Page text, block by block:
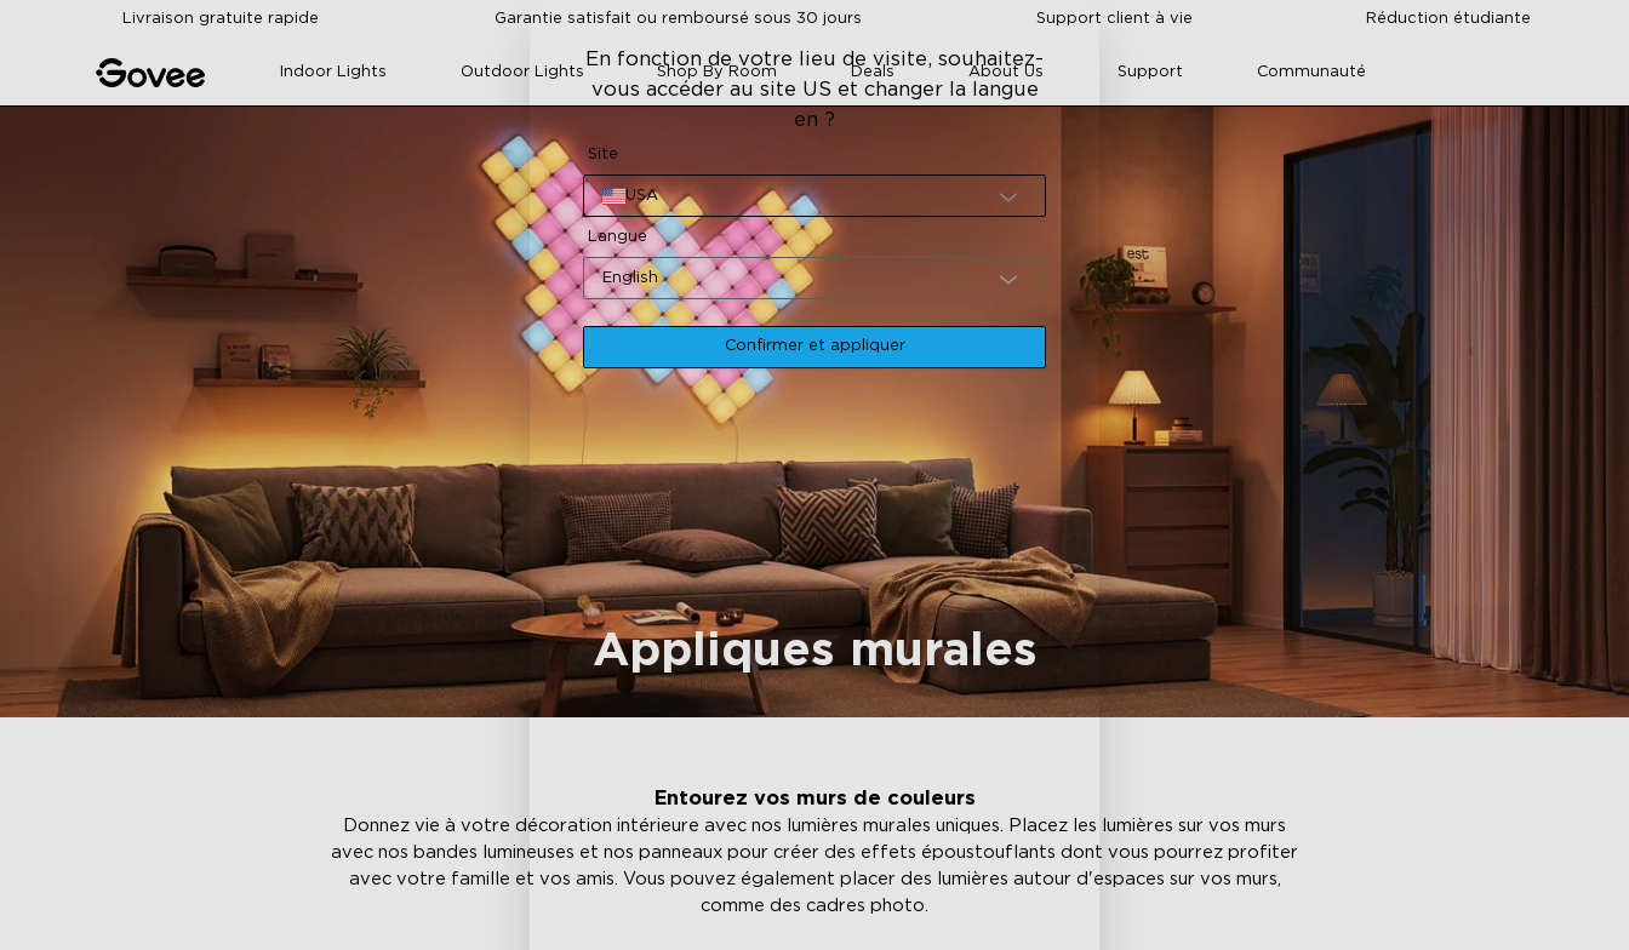
Skip to contentLivraison gratuite rapide Garantie satisfait ou remboursé sous 30 jours Support client à vie Réduction étudiante
Indoor Lights Outdoor Lights Shop By Room Deals About Us Support Communauté
Appliques murales
Entourez vos murs de couleurs
Donnez vie à votre décoration intérieure avec nos lumières murales uniques. Placez les lumières sur vos murs
avec nos bandes lumineuses et nos panneaux pour créer des effets époustouflants dont vous pourrez profiter
avec votre famille et vos amis. Vous pouvez également placer des lumières autour d'espaces sur vos murs,
comme des cadres photo.
En fonction de votre lieu de visite, souhaitez-
vous accéder au site US et changer la langue
en ?
Site
USA
Langue
English
Confirmer et appliquer